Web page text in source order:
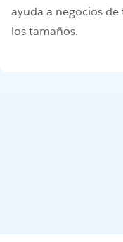
ayuda a negocios de
los tamaños.